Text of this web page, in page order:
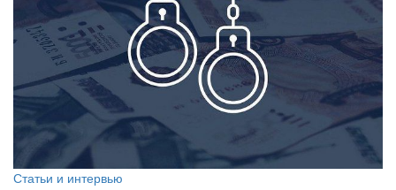
Статьи и интервью